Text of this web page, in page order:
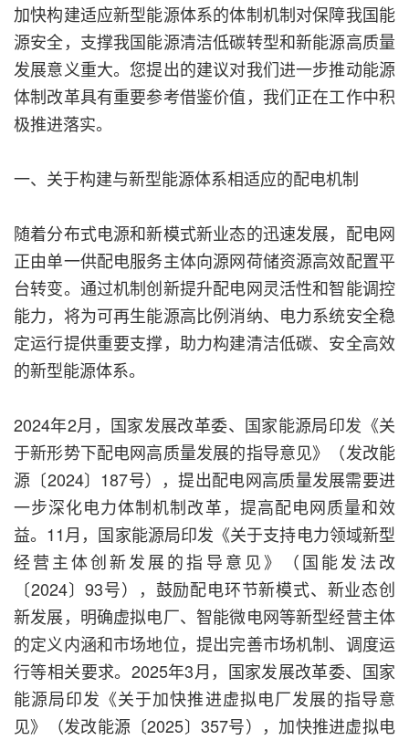
加快构建适应新型能源体系的体制机制对保障我国能
源安全，支撑我国能源清洁低碳转型和新能源高质量
发展意义重大。您提出的建议对我们进一步推动能源
体制改革具有重要参考借鉴价值，我们正在工作中积
极推进落实。
一、关于构建与新型能源体系相适应的配电机制
随着分布式电源和新模式新业态的迅速发展，配电网
正由单一供配电服务主体向源网荷储资源高效配置平
台转变。通过机制创新提升配电网灵活性和智能调控
能力，将为可再生能源高比例消纳、电力系统安全稳
定运行提供重要支撑，助力构建清洁低碳、安全高效
的新型能源体系。
2024年2月，国家发展改革委、国家能源局印发《关
于新形势下配电网高质量发展的指导意见》（发改能
源〔2024〕187号），提出配电网高质量发展需要进
一步深化电力体制机制改革，提高配电网质量和效
益。11月，国家能源局印发《关于支持电力领域新型
经营主体创新发展的指导意见》（国能发法改
〔2024〕93号），鼓励配电环节新模式、新业态创
新发展，明确虚拟电厂、智能微电网等新型经营主体
的定义内涵和市场地位，提出完善市场机制、调度运
行等相关要求。2025年3月，国家发展改革委、国家
能源局印发《关于加快推进虚拟电厂发展的指导意
见》（发改能源〔2025〕357号），加快推进虚拟电